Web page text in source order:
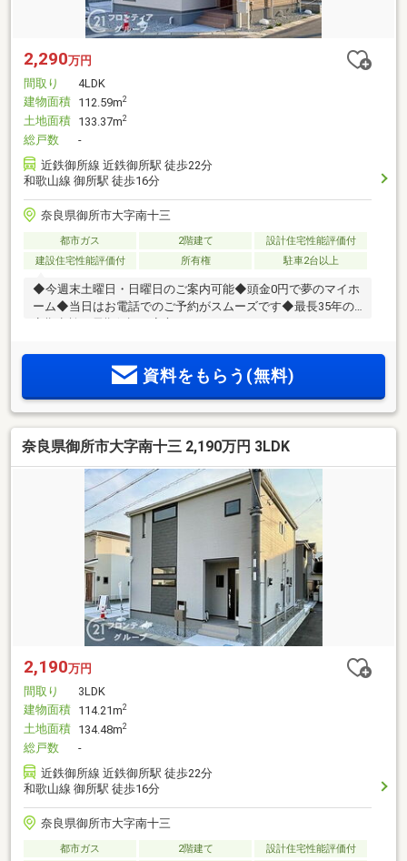
2,290万円
間取り
4LDK
建物面積 112.59m2
土地面積 133.37m2
総戸数
-
近鉄御所線 近鉄御所駅 徒歩22分
和歌山線 御所駅 徒歩16分
奈良県御所市大字南十三
都市ガス 2階建て
設計住宅性能評価付
建設住宅性能評価付
所有権 駐車2台以上
◆今週末土曜日・日曜日のご案内可能◆頭金0円で夢のマイホ
ーム◆当日はお電話でのご予約がスムーズです◆最長35年の
資料をもらう(無料)
奈良県御所市大字南十三 2,190万円 3LDK
2,190万円
間取り
3LDK
建物面積 114.21m2
土地面積 134.48m2
総戸数
-
近鉄御所線 近鉄御所駅 徒歩22分
和歌山線 御所駅 徒歩16分
奈良県御所市大字南十三
都市ガス 2階建て
設計住宅性能評価付